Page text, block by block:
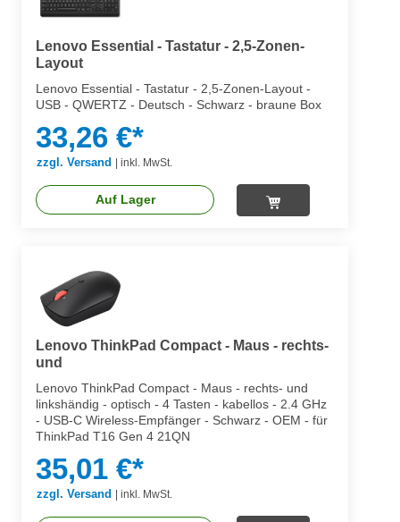
Lenovo Essential - Tastatur - 2,5-Zonen-
Layout
Lenovo Essential - Tastatur - 2,5-Zonen-Layout -
USB - QWERTZ - Deutsch - Schwarz - braune Box
33,26 €*
zzgl. Versand | inkl. MwSt.
Auf Lager
Lenovo ThinkPad Compact - Maus - rechts-
und
Lenovo ThinkPad Compact - Maus - rechts- und
linkshändig - optisch - 4 Tasten - kabellos - 2.4 GHz
- USB-C Wireless-Empfänger - Schwarz - OEM - für
ThinkPad T16 Gen 4 21QN
35,01 €*
zzgl. Versand inkl. MwSt.